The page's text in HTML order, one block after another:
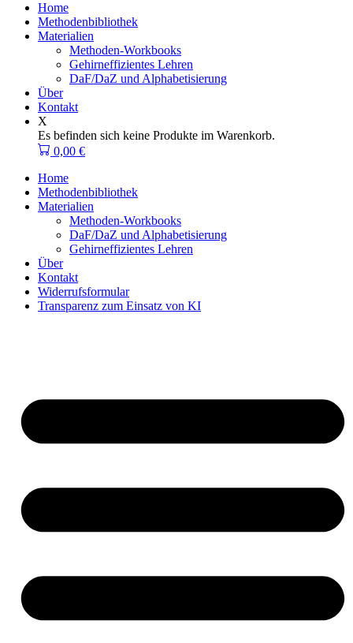
Home
Methodenbibliothek
Materialien
Methoden-Workbooks
Gehirneffizientes Lehren
DaF/DaZ und Alphabetisierung
Über
Kontakt
X
Es befinden sich keine Produkte im Warenkorb.
0,00 €
Home
Methodenbibliothek
Materialien
Methoden-Workbooks
DaF/DaZ und Alphabetisierung
Gehirneffizientes Lehren
Über
Kontakt
Widerrufsformular
Transparenz zum Einsatz von KI